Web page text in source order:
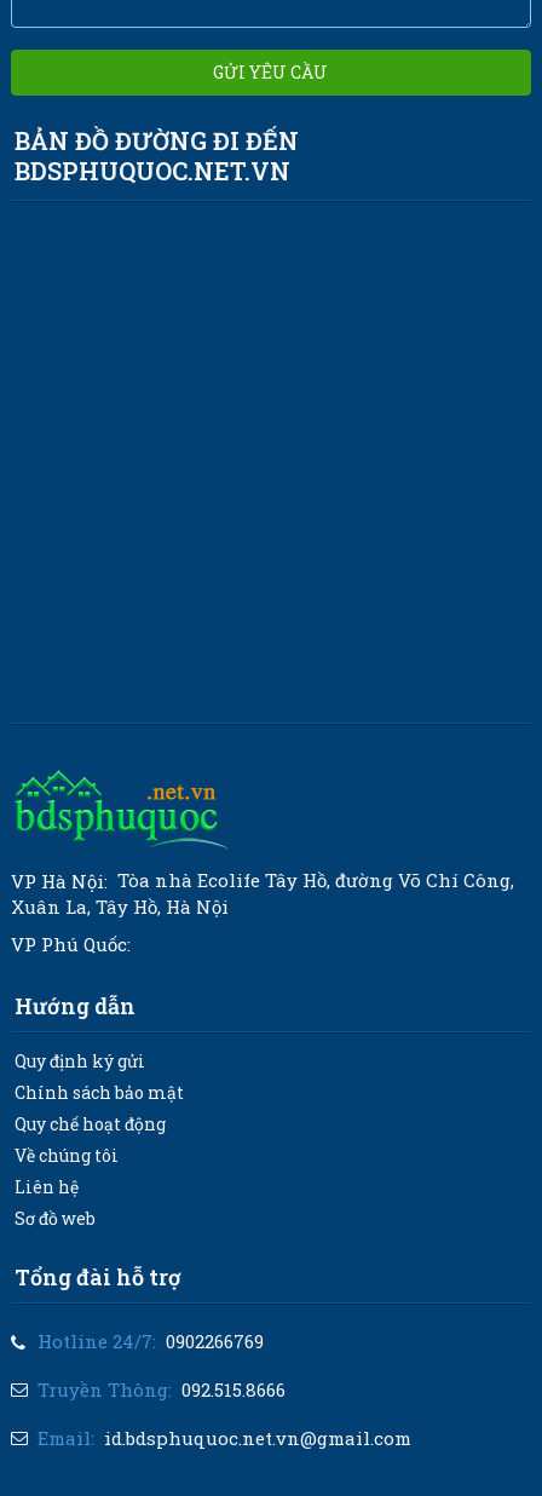
BẢN ĐỒ ĐƯỜNG ĐI ĐẾN
BDSPHUQUOC.NET.VN
VP Hà Nội: Tòa nhà Ecolife Tây Hồ, đường Võ Chí Công,
Xuân La, Tây Hồ, Hà Nội
VP Phú Quốc:
Hướng dẫn
Quy định ký gửi
Chính sách bảo mật
Quy chế hoạt động
Về chúng tôi
Liên hệ
Sơ đồ web
Tổng đài hỗ trợ
Hotline 24/7: 0902266769
Truyền Thông: 092.515.8666
Email: id.bdsphuquoc.net.vn@gmail.com